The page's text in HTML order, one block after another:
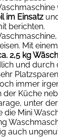
im Einsatz
berichten.
Mit einem
2,5 kg
und durch
immer
der Küche
unter
Mini
auch